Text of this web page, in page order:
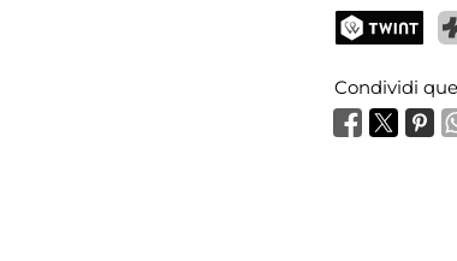
Condividi